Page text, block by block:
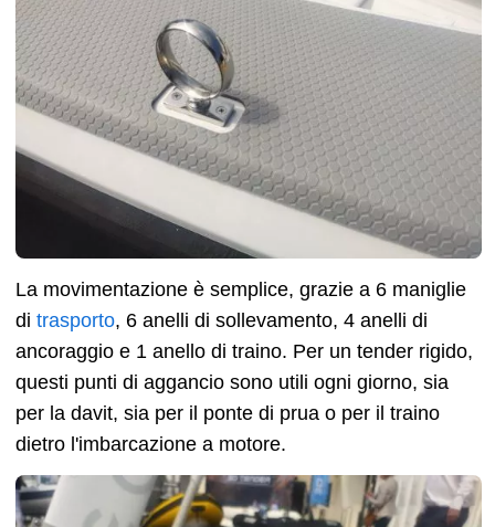
La movimentazione è semplice, grazie a 6 maniglie
di trasporto, 6 anelli di sollevamento, 4 anelli di
ancoraggio e 1 anello di traino. Per un tender rigido,
questi punti di aggancio sono utili ogni giorno, sia
per la davit, sia per il ponte di prua o per il traino
dietro l'imbarcazione a motore.